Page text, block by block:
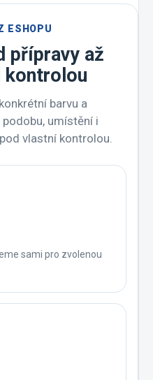
ESHOPU
přípravy až
kontrolou
barvu a
umístění i
vlastní kontrolou.
sami pro zvolenou